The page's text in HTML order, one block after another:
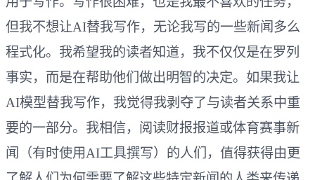
但我不想让AI替我写作，无论我写的一些新闻多么
程式化。我希望我的读者知道，我不仅仅是在罗列
事实，而是在帮助他们做出明智的决定。如果我让
AI模型替我写作，我觉得我剥夺了与读者关系中重
要的一部分。我相信，阅读财报报道或体育赛事新
闻（有时使用AI工具撰写）的人们，值得获得由更